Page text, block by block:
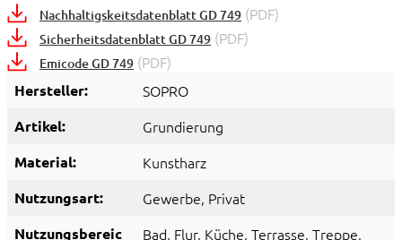
Nachhaltigskeitsdatenblatt GD 749 (PDF)
Sicherheitsdatenblatt GD 749 (PDF)
Emicode GD 749 (PDF)
Hersteller: SOPRO
Artikel: Grundierung
Material: Kunstharz
Nutzungsart: Gewerbe, Privat
Nutzungsbereic
Bad, Flur, Küche, Terrasse, Treppe,